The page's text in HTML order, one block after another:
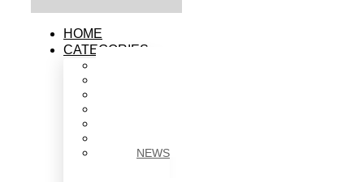
HOME
CATEGORIES
NEWS